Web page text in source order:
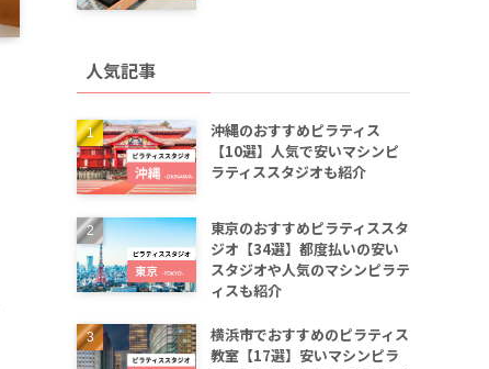
人気記事
沖縄のおすすめピラティス
【10選】人気で安いマシンピ
ラティススタジオも紹介
東京のおすすめピラティススタ
ジオ【34選】都度払いの安い
スタジオや人気のマシンピラテ
ィスも紹介
横浜市でおすすめのピラティス
教室【17選】安いマシンピラ